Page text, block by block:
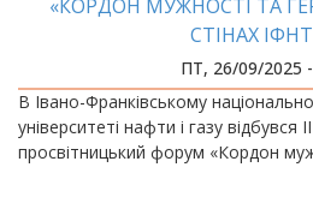
«КОРДОН МУЖНОСТІ ТА
СТІНАХ
ПТ, 26/09/2025
В Івано-Франківському
університеті нафти і газу відбувся
просвітницький форум «Кордон